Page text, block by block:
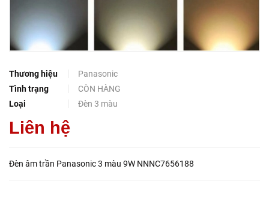
Thương hiệu
Panasonic
Tình trạng
CÒN HÀNG
Loại
Đèn 3 màu
Liên hệ
Đèn âm trần Panasonic 3 màu 9W NNNC7656188